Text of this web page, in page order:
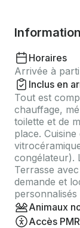
Horaires
Arrivée à
Inclus en
Tout est
chauffage,
toilette et de
place.
congélateur).
Terrasse
demande et
Animaux
Accès